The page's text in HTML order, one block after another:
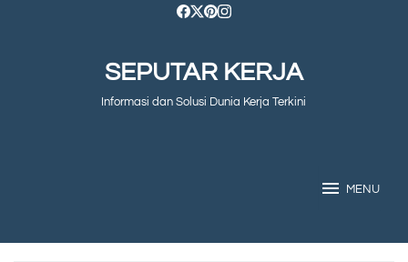
SEPUTAR KERJA
Informasi dan Solusi Dunia Kerja Terkini
MENU